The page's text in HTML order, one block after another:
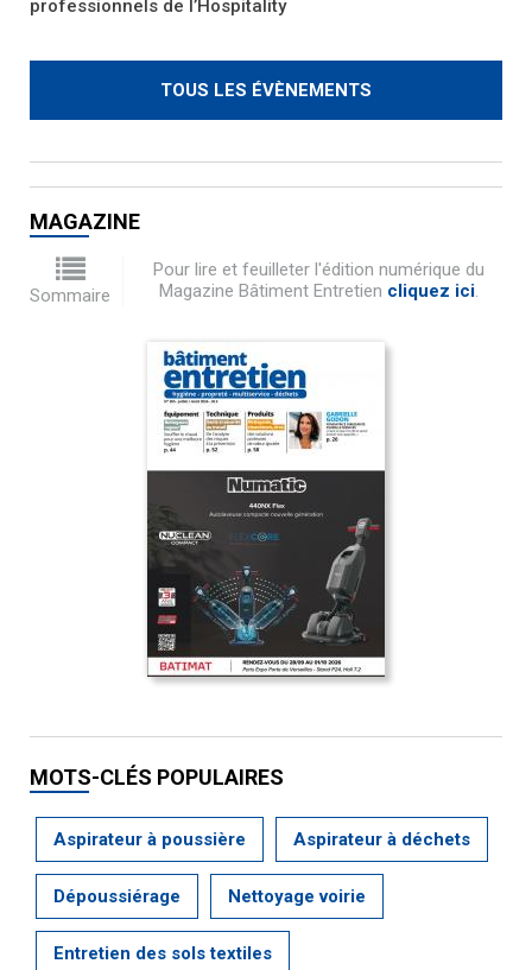
professionnels de l’Hospitality
TOUS LES ÉVÈNEMENTS
MAGAZINE
Sommaire
Pour lire et feuilleter l'édition numérique du
Magazine Bâtiment Entretien cliquez ici.
MOTS-CLÉS POPULAIRES
Aspirateur à poussière Aspirateur à déchets
Dépoussiérage Nettoyage voirie
Entretien des sols textiles